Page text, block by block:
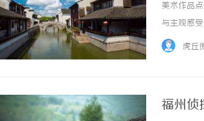
美术作品
与主观感
虎丘
福州侦